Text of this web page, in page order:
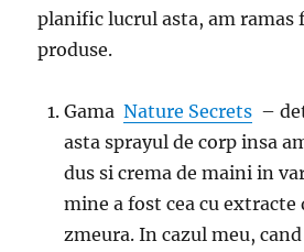
planific lucrul asta, am ramas
produse.
GamaNature Secrets –
asta sprayul de corp insa
dus si crema de maini in
mine a fost cea cu extracte
zmeura. In cazul meu,